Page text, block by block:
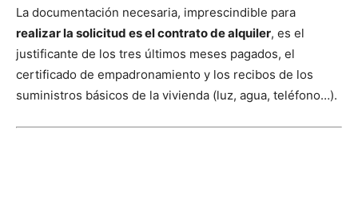
La documentación necesaria, imprescindible para
realizar la solicitud es el contrato de alquiler, es el
justificante de los tres últimos meses pagados, el
certificado de empadronamiento y los recibos de los
suministros básicos de la vivienda (luz, agua, teléfono…).